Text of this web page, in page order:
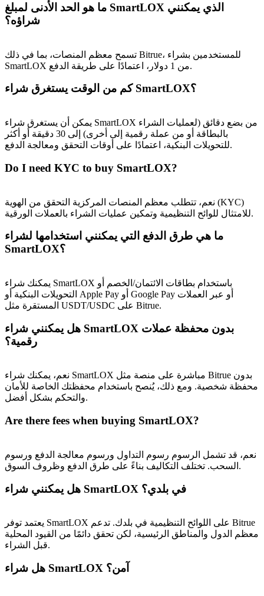
الإحالة
BTC Welcome Rewards
BTC Welcome Rewards
Deposit & Trade BTC to Share 25000 USDT prize pool!
Deposit CASHCAT & Win
Exclusive for BitMart Users
Precious Metals Trading Carnival
ما هو الحد الأدنى لمبلغ SmartLOX الذي يمكنني
شراؤه؟
تسمح معظم المنصات، بما في ذلك Bitrue، للمستخدمين بشراء
SmartLOX من 1 دولار، اعتمادًا على طريقة الدفع.
كم من الوقت يستغرق شراء SmartLOX؟
يمكن أن يستغرق شراء SmartLOX من بضع دقائق (لعمليات الشراء
بالبطاقة أو من عملة رقمية إلى أخرى) إلى 30 دقيقة أو أكثر
للتحويلات البنكية، اعتمادًا على أوقات التحقق ومعالجة الدفع.
Do I need KYC to buy SmartLOX?
نعم، تتطلب معظم المنصات المركزية التحقق من الهوية (KYC)
للامتثال للوائح التنظيمية وتمكين عمليات الشراء بالعملات الورقية.
ما هي طرق الدفع التي يمكنني استخدامها لشراء
SmartLOX؟
يمكنك شراء SmartLOX باستخدام بطاقات الائتمان/الخصم أو
التحويلات البنكية أو Apple Pay أو Google Pay أو عبر العملات
المستقرة مثل USDT/USDC على Bitrue.
هل يمكنني شراء SmartLOX بدون محفظة عملات
رقمية؟
نعم، يمكنك شراء SmartLOX مباشرة على منصة مثل Bitrue بدون
محفظة شخصية. ومع ذلك، يُنصح باستخدام محفظتك الخاصة للأمان
والتحكم بشكل أفضل.
Are there fees when buying SmartLOX?
نعم، قد تشمل الرسوم رسوم التداول ورسوم معالجة الدفع ورسوم
السحب. تختلف التكاليف بناءً على طرق الدفع وظروف السوق.
هل يمكنني شراء SmartLOX في بلدي؟
يعتمد توفر SmartLOX على اللوائح التنظيمية في بلدك. تدعم Bitrue
معظم الدول والمناطق الرئيسية، لكن تحقق دائمًا من القيود المحلية
قبل الشراء.
هل شراء SmartLOX آمن؟